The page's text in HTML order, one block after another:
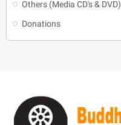
Others (Media CD's & DVD)
Donations